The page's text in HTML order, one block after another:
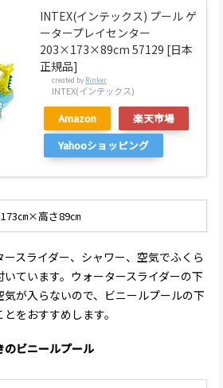
INTEX(インテックス) プール ゲ
ータープレイセンター
203×173×89cm 57129 [日本
正規品]
created by Rinker
INTEX(インテックス)
Amazon
楽天市場
Yahooショッピング
㎝×高さ89㎝
スライダー、シャワー、空気でふくら
ています。ウォータースライダーの下
が入らないので、ビニールプールの下
をおすすめします。
のビニールプール